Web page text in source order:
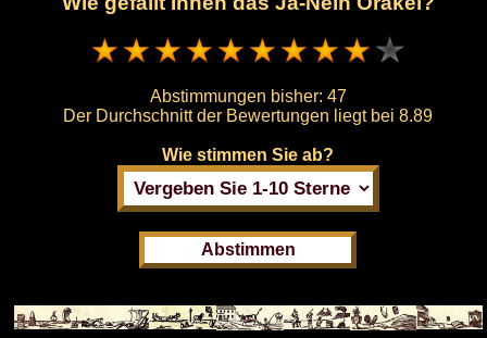
Abstimmungen bisher: 47
Der Durchschnitt der Bewertungen liegt bei 8.89
Wie stimmen Sie ab?